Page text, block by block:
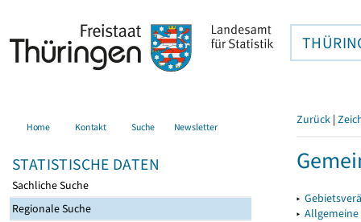
Home Kontakt Suche Newsletter
STATISTISCHE DATEN
Sachliche Suche
Regionale Suche
Zurück |
▸
▸